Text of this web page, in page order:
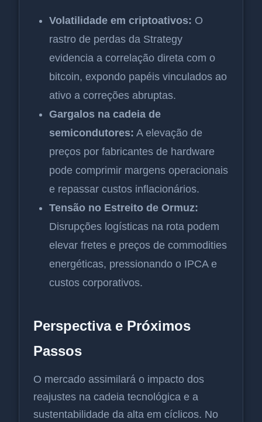
Volatilidade em criptoativos: O
rastro de perdas da Strategy
evidencia a correlação direta com o
bitcoin, expondo papéis vinculados ao
ativo a correções abruptas.
Gargalos na cadeia de
semicondutores: A elevação de
preços por fabricantes de hardware
pode comprimir margens operacionais
e repassar custos inflacionários.
Tensão no Estreito de Ormuz:
Disrupções logísticas na rota podem
elevar fretes e preços de commodities
energéticas, pressionando o IPCA e
custos corporativos.
Perspectiva e Próximos
Passos
O mercado assimilará o impacto dos
reajustes na cadeia tecnológica e a
sustentabilidade da alta em cíclicos. No